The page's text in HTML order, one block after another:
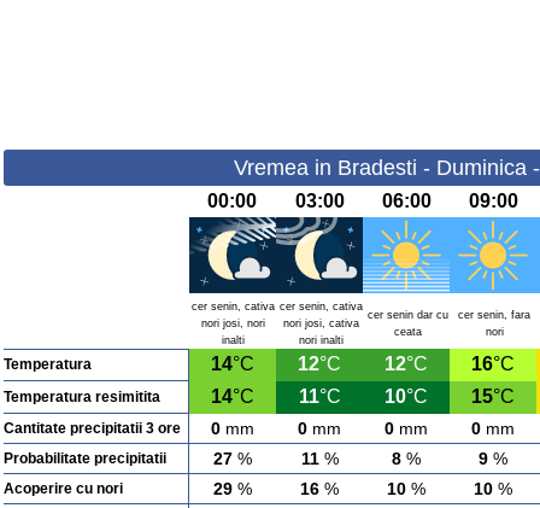
Vremea in Bradesti - Duminica
00:00 03:00 06:00 09:00
cer senin, cativa
nori josi, nori
inalti
cer senin, cativa
nori josi, cativa
nori inalti
cer senin dar cu
ceata
cer senin, fara
nori
Temperatura 14°C 12°C 12°C 16°C
Temperatura resimitita 14°C 11°C 10°C 15°C
Cantitate precipitatii 3 ore 0 mm 0 mm 0 mm 0 mm
Probabilitate precipitatii 27 % 11% 8 % 9 %
Acoperire cu nori 29 % 16 % 10 % 10 %